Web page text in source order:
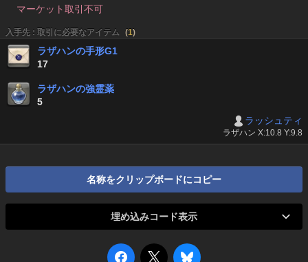
マーケット取引不可
入手先 : 取引に必要なアイテム (1)
ラザハンの手形G1
17
ラザハンの強霊薬
5
ラッシュティ
ラザハン X:10.8 Y:9.8
名称をクリップボードにコピー
埋め込みコード表示